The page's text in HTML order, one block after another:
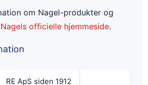
om Nagel-produkter og
Nagels officielle hjemmeside.
RE ApS siden 1912